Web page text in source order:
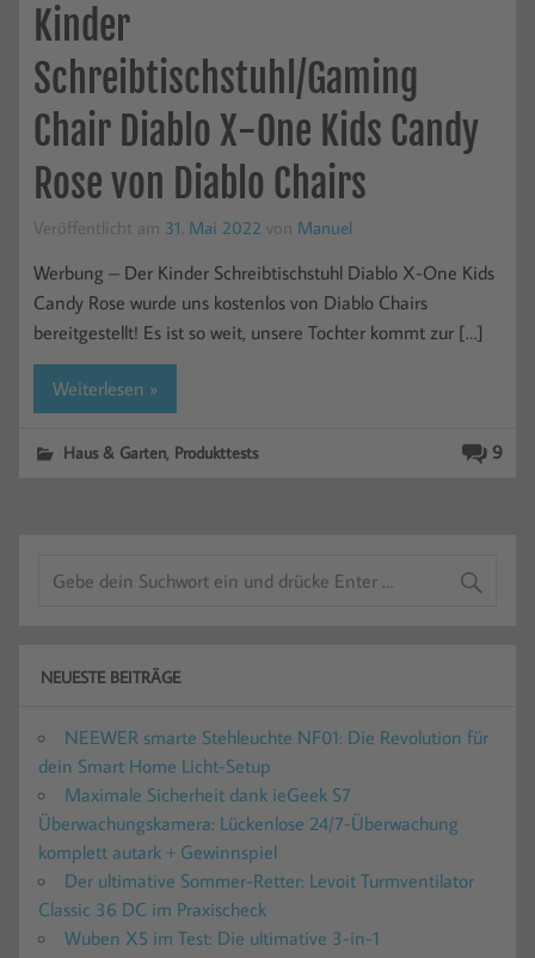
Kinder
Schreibtischstuhl/Gaming
Chair Diablo X-One Kids Candy
Rose von Diablo Chairs
Veröffentlicht am 31. Mai 2022 von Manuel
Werbung – Der Kinder Schreibtischstuhl Diablo X-One Kids
Candy Rose wurde uns kostenlos von Diablo Chairs
bereitgestellt! Es ist so weit, unsere Tochter kommt zur […]
Weiterlesen »
9
Haus & Garten Produkttests
NEUESTE BEITRÄGE
NEEWER smarte Stehleuchte NF01: Die Revolution für
dein Smart Home Licht-Setup
Maximale Sicherheit dank ieGeek S7
Überwachungskamera: Lückenlose 24/7-Überwachung
komplett autark + Gewinnspiel
Der ultimative Sommer-Retter: Levoit Turmventilator
Classic 36 DC im Praxischeck
Wuben X5 im Test: Die ultimative 3-in-1